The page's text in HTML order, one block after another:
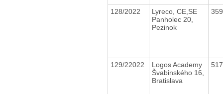
128/2022
Lyreco, CE,SE
Panholec 20,
Pezinok
129/22022
Logos Academy
Švabinského 16,
Bratislava